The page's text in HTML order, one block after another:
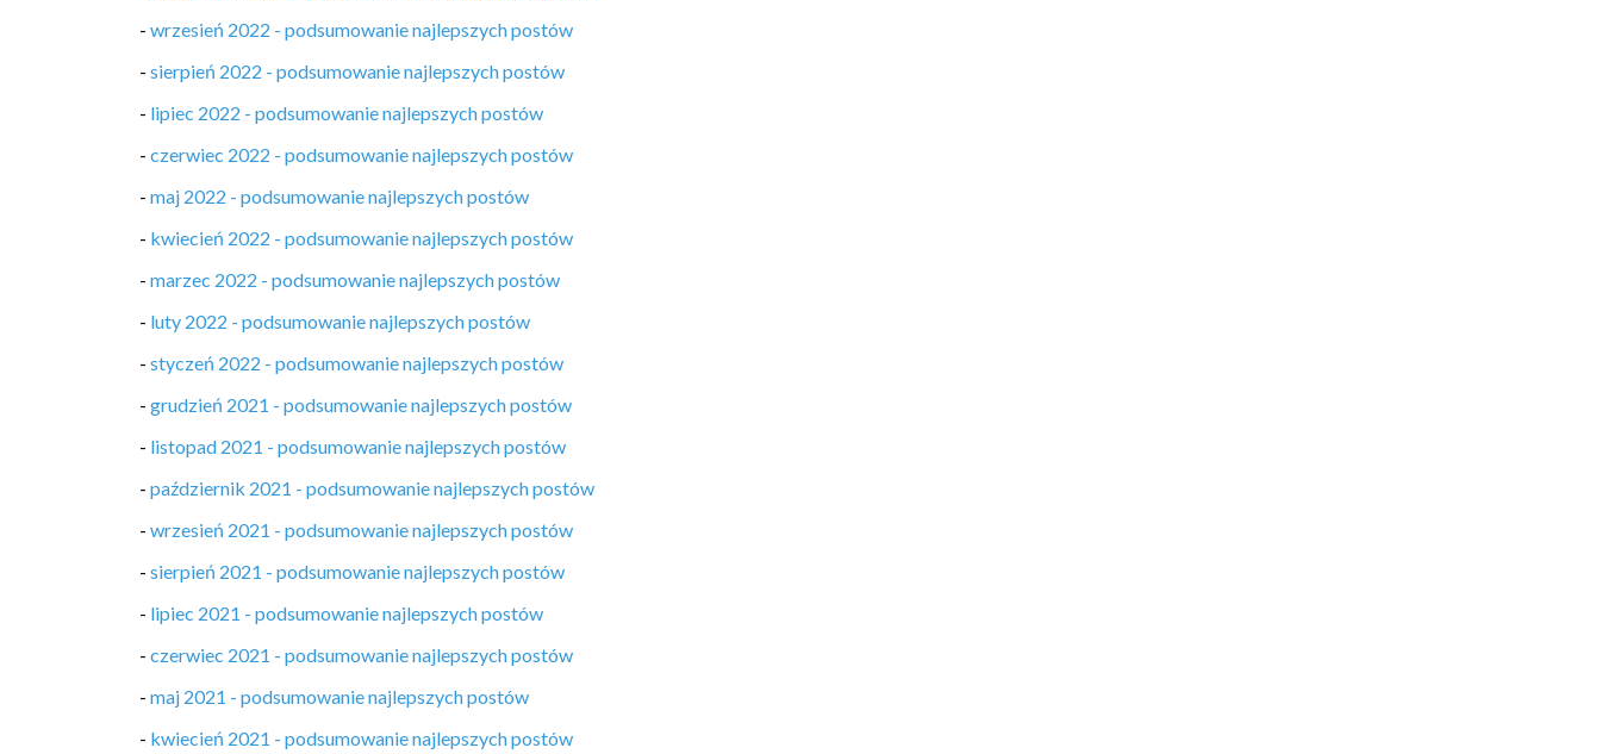
- wrzesień 2022 - podsumowanie najlepszych postów
- sierpień 2022 - podsumowanie najlepszych postów
- lipiec 2022 - podsumowanie najlepszych postów
- czerwiec 2022 - podsumowanie najlepszych postów
- maj 2022 - podsumowanie najlepszych postów
- kwiecień 2022 - podsumowanie najlepszych postów
- marzec 2022 - podsumowanie najlepszych postów
- luty 2022 - podsumowanie najlepszych postów
- styczeń 2022 - podsumowanie najlepszych postów
- grudzień 2021 - podsumowanie najlepszych postów
- listopad 2021 - podsumowanie najlepszych postów
- październik 2021 - podsumowanie najlepszych postów
- wrzesień 2021 - podsumowanie najlepszych postów
- sierpień 2021 - podsumowanie najlepszych postów
- lipiec 2021 - podsumowanie najlepszych postów
- czerwiec 2021 - podsumowanie najlepszych postów
- maj 2021 - podsumowanie najlepszych postów
- kwiecień 2021 - podsumowanie najlepszych postów